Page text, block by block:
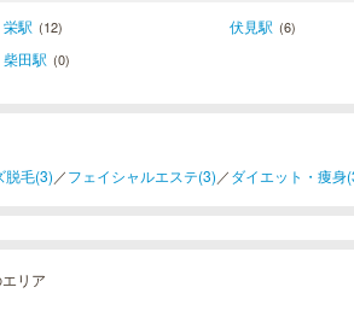
栄駅 (12) 伏見駅 (6)
柴田駅 (0)
脱毛(3) ／フェイシャルエステ(3) ／ダイエット・痩身
リア